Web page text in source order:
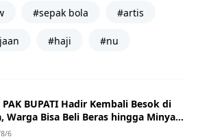
#sepak bola #artis
#haji #nu
BUPATI Hadir Kembali Besok di
Warga Bisa Beli Beras hingga Minyak
dengan Harga Terjangkau
6